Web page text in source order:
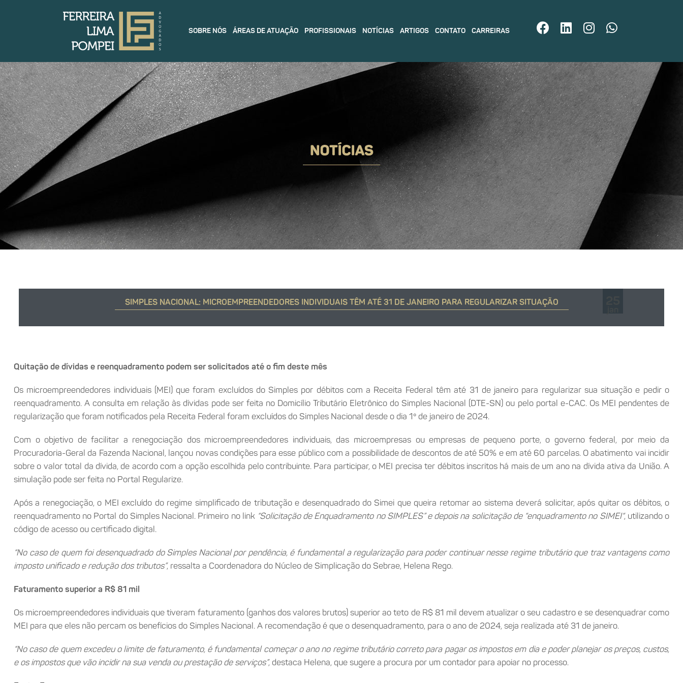
SOBRE NÓS ÁREAS DE ATUAÇÃO PROFISSIONAIS NOTÍCIAS ARTIGOS CONTATO CARREIRAS
SIMPLES NACIONAL: MICROEMPREENDEDORES INDIVIDUAIS TÊM ATÉ 31 DE JANEIRO PARA REGULARIZAR SITUAÇÃO
Quitação de dívidas e reenquadramento podem ser solicitados até o fim deste mês
Os microempreendedores individuais (MEI) que foram excluídos do Simples por débitos com a Receita Federal têm até 31 de janeiro para regularizar sua situação e pedir o
reenquadramento. A consulta em relação às dívidas pode ser feita no Domicílio Tributário Eletrônico do Simples Nacional (DTE-SN) ou pelo portal e-CAC. Os MEI pendentes de
regularização que foram notificados pela Receita Federal foram excluídos do Simples Nacional desde o dia 1º de janeiro de 2024.
Com o objetivo de facilitar a renegociação dos microempreendedores individuais, das microempresas ou empresas de pequeno porte, o governo federal, por meio da
Procuradoria-Geral da Fazenda Nacional, lançou novas condições para esse público com a possibilidade de descontos de até 50% e em até 60 parcelas. O abatimento vai incidir
sobre o valor total da dívida, de acordo com a opção escolhida pelo contribuinte. Para participar, o MEI precisa ter débitos inscritos há mais de um ano na dívida ativa da União. A
simulação pode ser feita no Portal Regularize.
Após a renegociação, o MEI excluído do regime simplificado de tributação e desenquadrado do Simei que queira retomar ao sistema deverá solicitar, após quitar os débitos, o
reenquadramento no Portal do Simples Nacional. Primeiro no link “Solicitação de Enquadramento no SIMPLES” e depois na solicitação de “enquadramento no SIMEI“, utilizando o
código de acesso ou certificado digital.
“No caso de quem foi desenquadrado do Simples Nacional por pendência, é fundamental a regularização para poder continuar nesse regime tributário que traz vantagens como
imposto unificado e redução dos tributos”, ressalta a Coordenadora do Núcleo de Simplicação do Sebrae, Helena Rego.
Faturamento superior a R$ 81 mil
Os microempreendedores individuais que tiveram faturamento (ganhos dos valores brutos) superior ao teto de R$ 81 mil devem atualizar o seu cadastro e se desenquadrar como
MEI para que eles não percam os benefícios do Simples Nacional. A recomendação é que o desenquadramento, para o ano de 2024, seja realizada até 31 de janeiro.
“No caso de quem excedeu o limite de faturamento, é fundamental começar o ano no regime tributário correto para pagar os impostos em dia e poder planejar os preços, custos,
e os impostos que vão incidir na sua venda ou prestação de serviços”, destaca Helena, que sugere a procura por um contador para apoiar no processo.